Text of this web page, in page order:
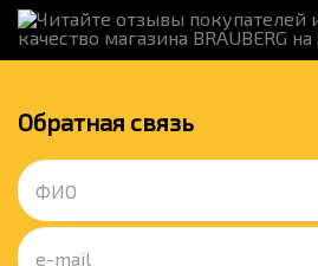
Обратная связь